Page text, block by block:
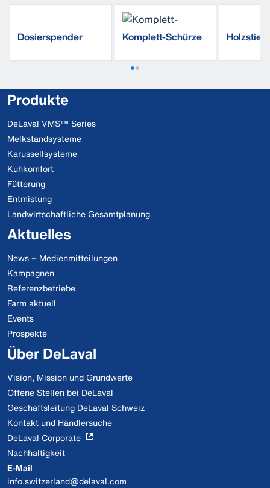
Dosierspender Komplett-Schürze Holzstiel
Produkte
DeLaval VMS™ Series
Melkstandsysteme
Karussellsysteme
Kuhkomfort
Fütterung
Entmistung
Landwirtschaftliche Gesamtplanung
Aktuelles
News + Medienmitteilungen
Kampagnen
Referenzbetriebe
Farm aktuell
Events
Prospekte
Über DeLaval
Vision, Mission und Grundwerte
Offene Stellen bei DeLaval
Geschäftsleitung DeLaval Schweiz
Kontakt und Händlersuche
DeLaval Corporate
Nachhaltigkeit
E-Mail
info.switzerland@delaval.com